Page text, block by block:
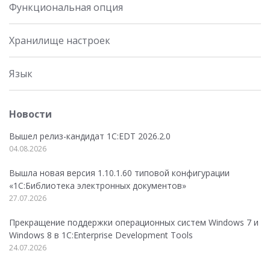
Функциональная опция
Хранилище настроек
Язык
Новости
Вышел релиз-кандидат 1C:EDT 2026.2.0
04.08.2026
Вышла новая версия 1.10.1.60 типовой конфигурации
«1С:Библиотека электронных документов»
27.07.2026
Прекращение поддержки операционных систем Windows 7 и
Windows 8 в 1C:Enterprise Development Tools
24.07.2026